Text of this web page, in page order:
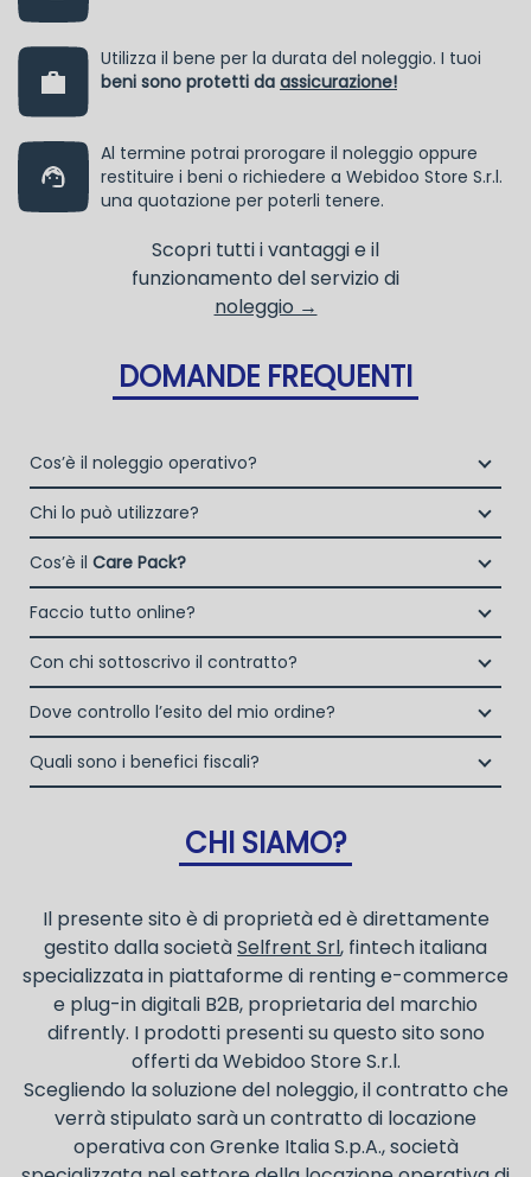
Utilizza il bene per la durata del noleggio. I tuoi
beni sono protetti da assicurazione!
Al termine potrai prorogare il noleggio oppure
restituire i beni o richiedere a Webidoo Store S.r.l.
una quotazione per poterli tenere.
Scopri tutti i vantaggi e il
funzionamento del servizio di
noleggio →
DOMANDE FREQUENTI
Cos’è il noleggio operativo?
Il noleggio, o locazione operativa, è una soluzione che
consente di avere la disponibilità di un bene strumentale
utile alla propria attività a fronte del pagamento di un
canone fisso periodico.
Chi lo può utilizzare?
Liberi Professionisti e Studi Associati
Società di persone (Ditte Individuali, S.n.c., S.a.s.)
Società di Capitali (S.p.A., S.r.l.)
Enti e Associazioni purché in attività da almeno un
anno.
I privati consumatori non possono accedere al servizio di
noleggio operativo
Cos’è il Care Pack?
Il Care Pack è un servizio che include:
La copertura assicurativa All Risk mediante polizza
stipulata da Grenke Italia S.p.A., società specializzata
nel noleggio B2B con cui verrà concluso il contratto,
a tutela dei beni e con vantaggi di gestione per i
propri clienti.
la consegna a domicilio dei beni
Faccio tutto online?
Si, puoi scegliere sul sito il prodotto che ti serve, decidere
la durata del noleggio operativo e sottoscrivere il
contratto interamente online
Con chi sottoscrivo il contratto?
Il contratto di locazione operativa sarà stipulato con
Grenke Italia S.p.A., società specializzata nel settore della
locazione operativa di beni mobili strumentali (B2B),
previa approvazione della richiesta da parte della stessa.
Dove controllo l’esito del mio ordine?
Una volta fatto login vai sull’icona con l’omino e clicca
su "ordini da completare".
Quali sono i benefici fiscali?
ammortamento nel bilancio, poiché i canoni vengono
considerati un servizio. I canoni di noleggio sono
CHI SIAMO?
Il presente sito è di proprietà ed è direttamente
gestito dalla societàSelfrent Srl, fintech italiana
specializzata in piattaforme di renting e-commerce
e plug-in digitali B2B, proprietaria del marchio
difrently. I prodotti presenti su questo sito sono
offerti da Webidoo Store S.r.l.
Scegliendo la soluzione del noleggio, il contratto che
verrà stipulato sarà un contratto di locazione
operativa con Grenke Italia S.p.A., società